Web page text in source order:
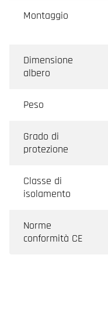
Montaggio
Dimensione
albero
Peso
Grado di
protezione
Classe di
isolamento
Norme
conformità CE